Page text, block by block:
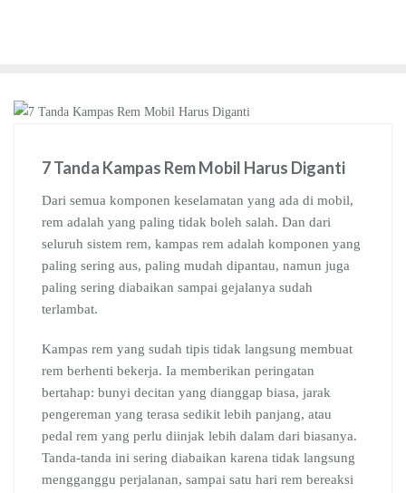
7 Tanda Kampas Rem Mobil Harus Diganti
Dari semua komponen keselamatan yang ada di mobil,
rem adalah yang paling tidak boleh salah. Dan dari
seluruh sistem rem, kampas rem adalah komponen yang
paling sering aus, paling mudah dipantau, namun juga
paling sering diabaikan sampai gejalanya sudah
terlambat.
Kampas rem yang sudah tipis tidak langsung membuat
rem berhenti bekerja. Ia memberikan peringatan
bertahap: bunyi decitan yang dianggap biasa, jarak
pengereman yang terasa sedikit lebih panjang, atau
pedal rem yang perlu diinjak lebih dalam dari biasanya.
Tanda-tanda ini sering diabaikan karena tidak langsung
mengganggu perjalanan, sampai satu hari rem bereaksi